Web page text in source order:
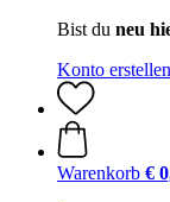
Bist du neu
Konto erstellen
Warenkorb €